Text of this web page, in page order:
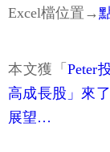
Excel檔位置→
本文獲「Peter
高成長股」來
展望…